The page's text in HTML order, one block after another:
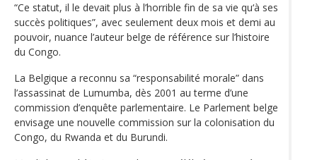
“Ce statut, il le devait plus à l’horrible fin de sa vie qu‘à ses
succès politiques”, avec seulement deux mois et demi au
pouvoir, nuance l’auteur belge de référence sur l’histoire
du Congo.
La Belgique a reconnu sa “responsabilité morale” dans
l’assassinat de Lumumba, dès 2001 au terme d’une
commission d’enquête parlementaire. Le Parlement belge
envisage une nouvelle commission sur la colonisation du
Congo, du Rwanda et du Burundi.